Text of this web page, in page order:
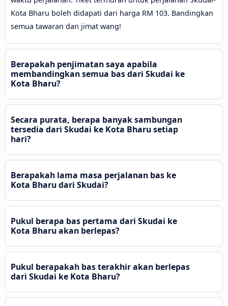
Kota Bharu boleh didapati dari harga RM 103. Bandingkan
semua tawaran dan jimat wang!
Berapakah penjimatan saya apabila
membandingkan semua bas dari Skudai ke
Kota Bharu?
Secara purata, berapa banyak sambungan
tersedia dari Skudai ke Kota Bharu setiap
hari?
Berapakah lama masa perjalanan bas ke
Kota Bharu dari Skudai?
Pukul berapa bas pertama dari Skudai ke
Kota Bharu akan berlepas?
Pukul berapakah bas terakhir akan berlepas
dari Skudai ke Kota Bharu?